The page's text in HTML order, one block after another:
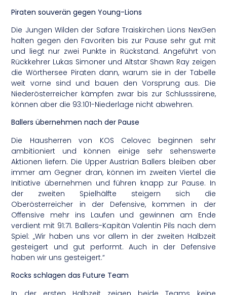
Piraten souverän gegen Young-Lions
Die Jungen Wilden der Safare Traiskirchen Lions NexGen
halten gegen den Favoriten bis zur Pause sehr gut mit
und liegt nur zwei Punkte in Rückstand. Angeführt von
Rückkehrer Lukas Simoner und Altstar Shawn Ray zeigen
die Wörthersee Piraten dann, warum sie in der Tabelle
weit vorne sind und bauen den Vorsprung aus. Die
Niederösterreicher kämpfen zwar bis zur Schlusssirene,
können aber die 93:101-Niederlage nicht abwehren.
Ballers übernehmen nach der Pause
Die Hausherren von KOS Celovec beginnen sehr
ambitioniert und können einige sehr sehenswerte
Aktionen liefern. Die Upper Austrian Ballers bleiben aber
immer am Gegner dran, können im zweiten Viertel die
Initiative übernehmen und führen knapp zur Pause. In
der zweiten Spielhälfte steigern sich die
Oberösterreicher in der Defensive, kommen in der
Offensive mehr ins Laufen und gewinnen am Ende
verdient mit 91:71. Ballers-Kapitän Valentin Pils nach dem
Spiel: „Wir haben uns vor allem in der zweiten Halbzeit
gesteigert und gut performt. Auch in der Defensive
haben wir uns gesteigert.“
Rocks schlagen das Future Team